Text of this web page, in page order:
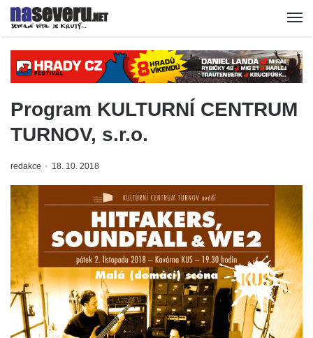
Program KULTURNÍ CENTRUM
TURNOV, s.r.o.
redakce 18. 10. 2018